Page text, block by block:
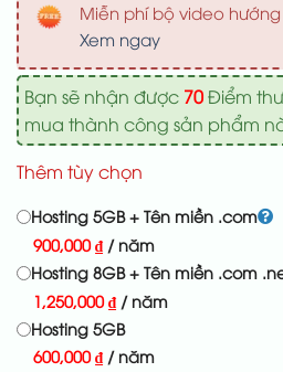
Miễn phí bộ video
Xem ngay
Bạn sẽ nhận được 70Điểm
mua thành công sản phẩm
Thêm tùy chọn
Hosting 5GB + Tên miền .com
900,000₫ / năm
Hosting 8GB + Tên miền .com
1,250,000₫ / năm
Hosting 5GB
600,000₫ / năm